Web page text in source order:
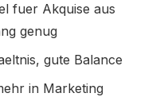
fuer Akquise aus
genug
gute Balance
in Marketing